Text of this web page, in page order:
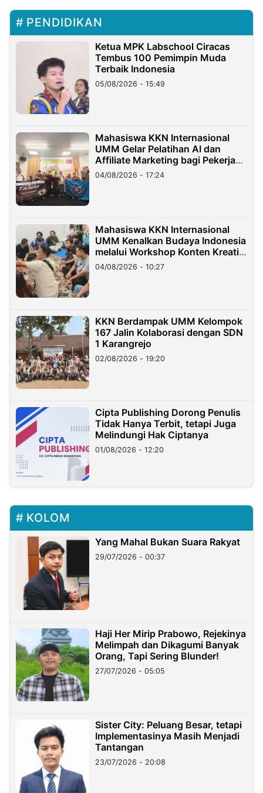
PENDIDIKAN
Ketua MPK Labschool Ciracas
Tembus 100 Pemimpin Muda
Terbaik Indonesia
05/08/2026 - 15:49
Mahasiswa KKN Internasional
UMM Gelar Pelatihan AI dan
Affiliate Marketing bagi Pekerja
Migran Indonesia di Taiwan
04/08/2026 - 17:24
Mahasiswa KKN Internasional
UMM Kenalkan Budaya Indonesia
melalui Workshop Konten Kreatif
di Taiwan
04/08/2026 - 10:27
KKN Berdampak UMM Kelompok
167 Jalin Kolaborasi dengan SDN
1 Karangrejo
02/08/2026 - 19:20
Cipta Publishing Dorong Penulis
Tidak Hanya Terbit, tetapi Juga
Melindungi Hak Ciptanya
01/08/2026 - 12:20
KOLOM
Yang Mahal Bukan Suara Rakyat
29/07/2026 - 00:37
Haji Her Mirip Prabowo, Rejekinya
Melimpah dan Dikagumi Banyak
Orang, Tapi Sering Blunder!
27/07/2026 - 05:05
Sister City: Peluang Besar, tetapi
Implementasinya Masih Menjadi
Tantangan
23/07/2026 - 20:08